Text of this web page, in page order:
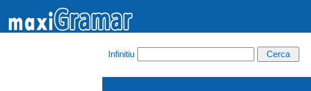
Infinitiu